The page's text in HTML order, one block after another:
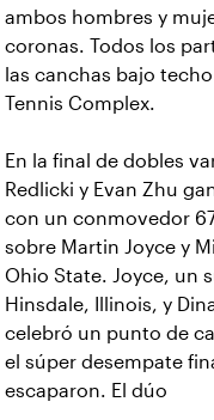
ambos hombres y
coronas. Todos los
las canchas bajo
Tennis Complex.
En la final de dobles
Redlicki y Evan Zhu
con un conmovedor 67
sobre Martin Joyce y
Ohio State. Joyce, un
Hinsdale, Illinois, y
celebró un punto de
el súper desempate
escaparon. El dúo